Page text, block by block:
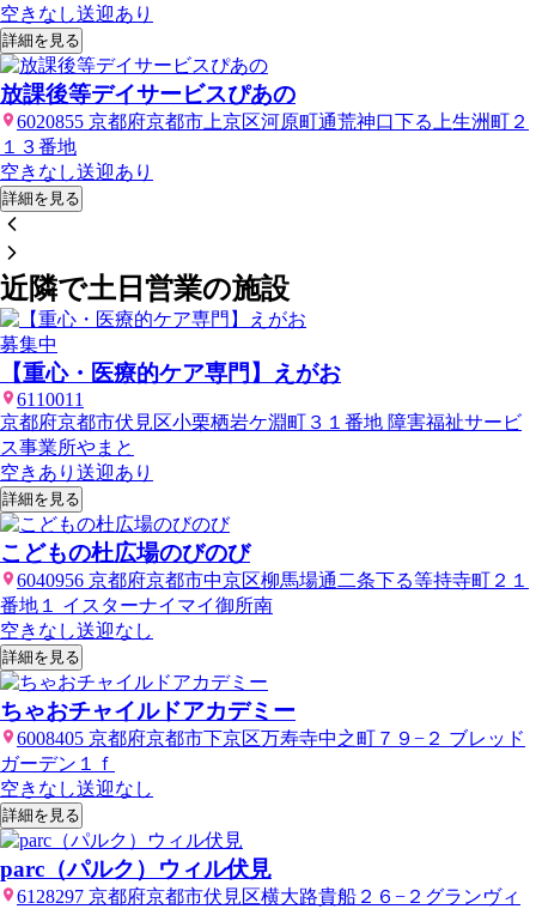
空きなし送迎あり
詳細を見る
放課後等デイサービスぴあの
6020855 京都府京都市上京区河原町通荒神口下る上生洲町２
１３番地
空きなし送迎あり
詳細を見る
近隣で土日営業の施設
募集中
【重心・医療的ケア専門】えがお
6110011
京都府京都市伏見区小栗栖岩ケ淵町３１番地 障害福祉サービ
ス事業所やまと
空きあり 送迎あり
詳細を見る
こどもの杜広場のびのび
6040956 京都府京都市中京区柳馬場通二条下る等持寺町２１
番地１ イスターナイマイ御所南
空きなし送迎なし
詳細を見る
ちゃおチャイルドアカデミー
6008405 京都府京都市下京区万寿寺中之町７９−２ ブレッド
ガーデン１ｆ
空きなし送迎なし
詳細を見る
parc（パルク）ウィル伏見
6128297 京都府京都市伏見区横大路貴船２６−２グランヴィ